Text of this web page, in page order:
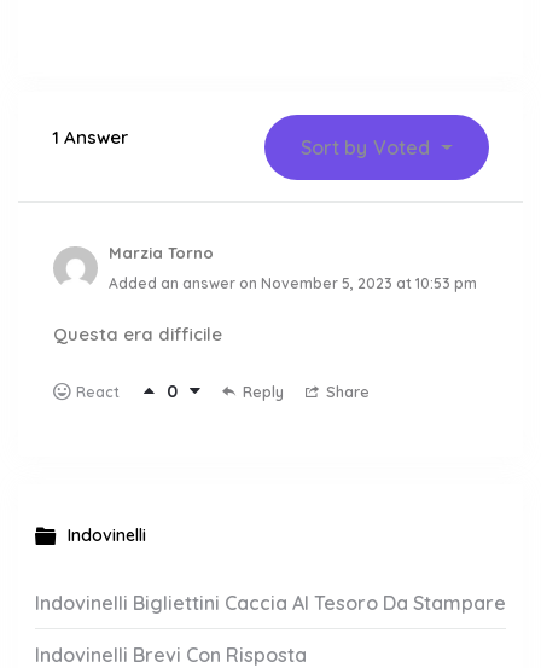
1 Answer Sort by Voted
Marzia Torno
Added an answer on November 5, 2023 at 10:53 pm
Questa era difficile
React 0 Reply Share
Indovinelli
Indovinelli Bigliettini Caccia Al Tesoro Da Stampare
Indovinelli Brevi Con Risposta